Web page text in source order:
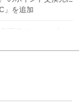
」を追加
型円建てステーブル